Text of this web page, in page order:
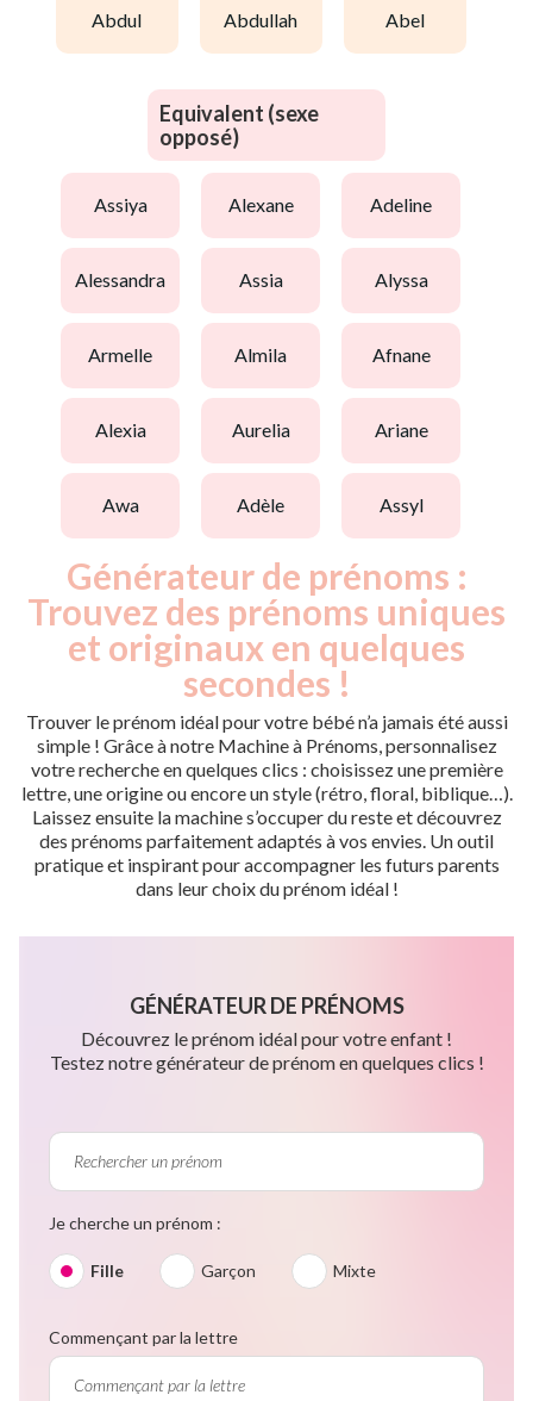
abdul abdullah abel
Equivalent (sexe
opposé)
assiya alexane adeline
alessandra assia alyssa
armelle almila afnane
alexia aurelia ariane
awa adèle assyl
Générateur de prénoms :
Trouvez des prénoms uniques
et originaux en quelques
secondes !
Trouver le prénom idéal pour votre bébé n’a jamais été aussi
simple ! Grâce à notre Machine à Prénoms, personnalisez
votre recherche en quelques clics : choisissez une première
lettre, une origine ou encore un style (rétro, floral, biblique…).
Laissez ensuite la machine s’occuper du reste et découvrez
des prénoms parfaitement adaptés à vos envies. Un outil
pratique et inspirant pour accompagner les futurs parents
dans leur choix du prénom idéal !
GÉNÉRATEUR DE PRÉNOMS
Découvrez le prénom idéal pour votre enfant !
Testez notre générateur de prénom en quelques clics !
Je cherche un prénom :
Fille Garçon Mixte
Commençant par la lettre